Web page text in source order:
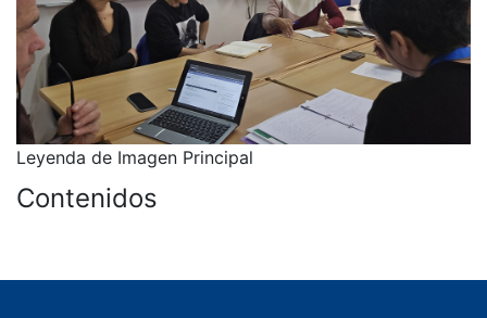
Leyenda de Imagen Principal
Contenidos